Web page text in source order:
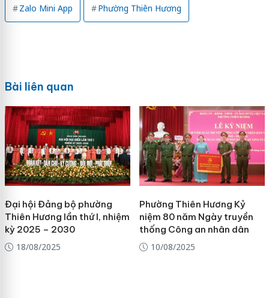
Zalo Mini App Phường Thiên Hương
Bài liên quan
Đại hội Đảng bộ phường
Thiên Hương lần thứ I, nhiệm
kỳ 2025 – 2030
18/08/2025
Phường Thiên Hương Kỷ
niệm 80 năm Ngày truyền
thống Công an nhân dân
10/08/2025